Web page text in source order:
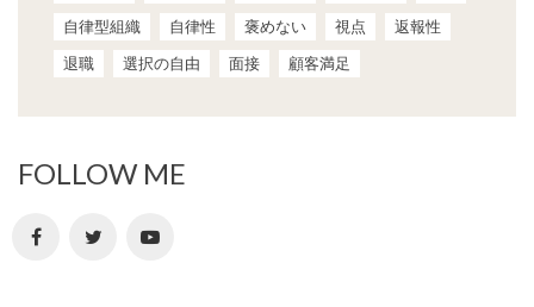
自律型組織
自律性 褒めない 視点
返報性
退職
選択の自由 面接 顧客満足
FOLLOW ME